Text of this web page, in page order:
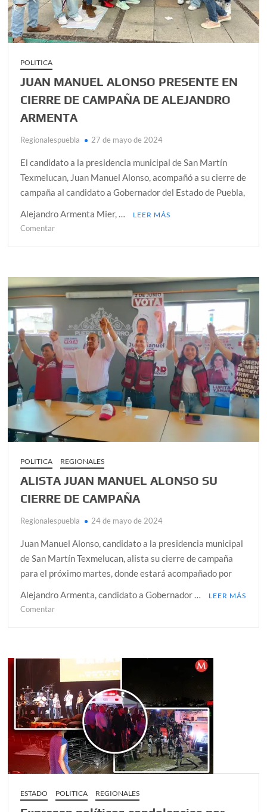
extradición
a
Estados
POLITICA
JUAN MANUEL ALONSO PRESENTE EN
CIERRE DE CAMPAÑA DE ALEJANDRO
ARMENTA
Regionalespuebla 27 de mayo de 2024
El candidato a la presidencia municipal de San Martín
Texmelucan, Juan Manuel Alonso, acompañó a su cierre de
campaña al candidato a Gobernador del Estado de Puebla,
Alejandro Armenta Mier, …
LEER MÁS
Comentaren
PRESENTE
EN
CIERRE
CAMPAÑA
DE
ALEJANDRO
ARMENTA
POLITICA REGIONALES
ALISTA JUAN MANUEL ALONSO SU
CIERRE DE CAMPAÑA
Regionalespuebla 24 de mayo de 2024
Juan Manuel Alonso, candidato a la presidencia municipal
de San Martín Texmelucan, alista su cierre de campaña
para el próximo martes, donde estará acompañado por
Alejandro Armenta, candidato a Gobernador …
LEER MÁS
Comentaren
ALONSO
CIERRE
DE
CAMPAÑA
ESTADO POLITICA REGIONALES